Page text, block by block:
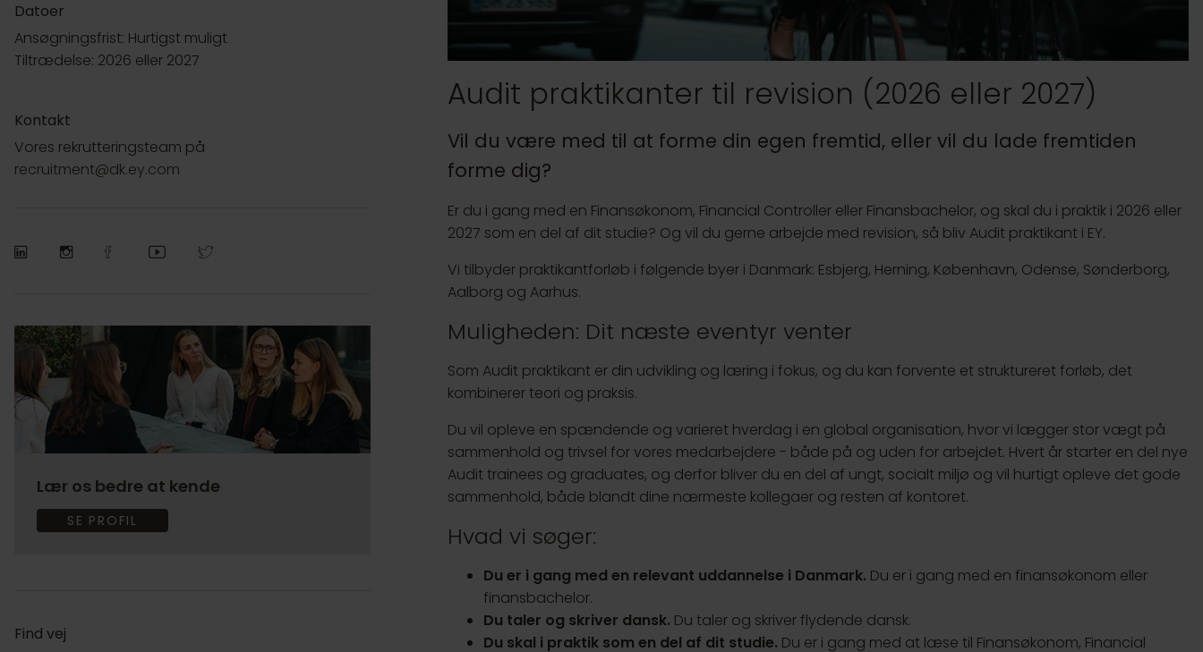
Audit praktikanter til revision (2026 eller 2027)
Vil du være med til at forme din egen fremtid, eller vil du lade fremtiden
forme dig?
Er du i gang med en Finansøkonom, Financial Controller eller Finansbachelor, og skal du i praktik i 2026 eller
2027 som en del af dit studie? Og vil du gerne arbejde med revision, så bliv Audit praktikant i EY.
Vi tilbyder praktikantforløb i følgende byer i Danmark: Esbjerg, Herning, København, Odense, Sønderborg,
Aalborg og Aarhus.
Muligheden: Dit næste eventyr venter
Som Audit praktikant er din udvikling og læring i fokus, og du kan forvente et struktureret forløb, det
kombinerer teori og praksis.
Du vil opleve en spændende og varieret hverdag i en global organisation, hvor vi lægger stor vægt på
sammenhold og trivsel for vores medarbejdere - både på og uden for arbejdet. Hvert år starter en del nye
Audit trainees og graduates, og derfor bliver du en del af ungt, socialt miljø og vil hurtigt opleve det gode
sammenhold, både blandt dine nærmeste kollegaer og resten af kontoret.
Hvad vi søger:
Du er i gang med en relevant uddannelse i Danmark. Du er i gang med en finansøkonom eller
finansbachelor.
Du taler og skriver dansk. Du taler og skriver flydende dansk.
Du skal i praktik som en del af dit studie. Du er i gang med at læse til Finansøkonom, Financial
Datoer
Ansøgningsfrist: Hurtigst muligt
Tiltrædelse: 2026 eller 2027
Kontakt
Vores rekrutteringsteam på
recruitment@dk.ey.com
Lær os bedre at kende
SE PROFIL
Find vej